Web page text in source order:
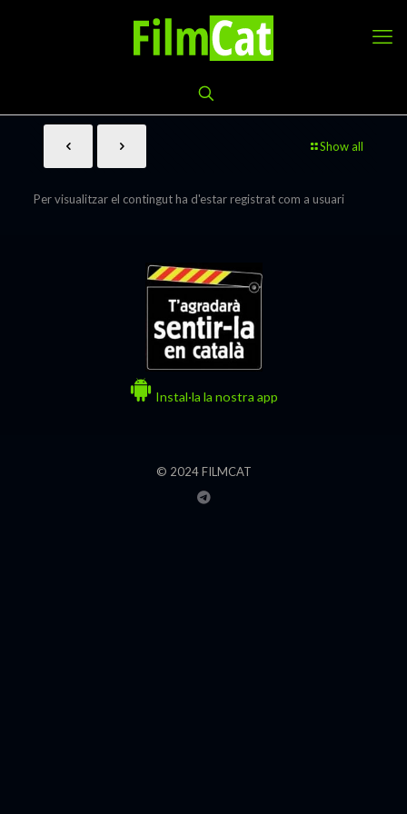
Show all
Per visualitzar el contingut ha d'estar registrat com a usuari
Instal·la la nostra app
© 2024 FILMCAT